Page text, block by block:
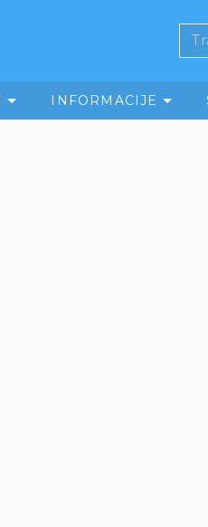
INFORMACIJE